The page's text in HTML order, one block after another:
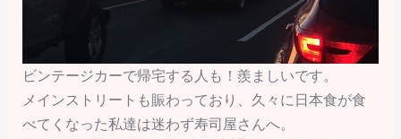
ビンテージカーで帰宅する人も！羨ましいです。
メインストリートも賑わっており、久々に日本食が食
べてくなった私達は迷わず寿司屋さんへ。